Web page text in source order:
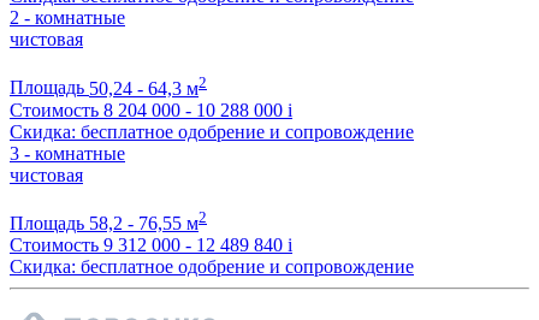
2 - комнатные
чистовая
Площадь 50,24 - 64,3 м2
Стоимость 8 204 000 - 10 288 000 i
Скидка: бесплатное одобрение и сопровождение
3 - комнатные
чистовая
Площадь 58,2 - 76,55 м2
Стоимость 9 312 000 - 12 489 840 i
Скидка: бесплатное одобрение и сопровождение